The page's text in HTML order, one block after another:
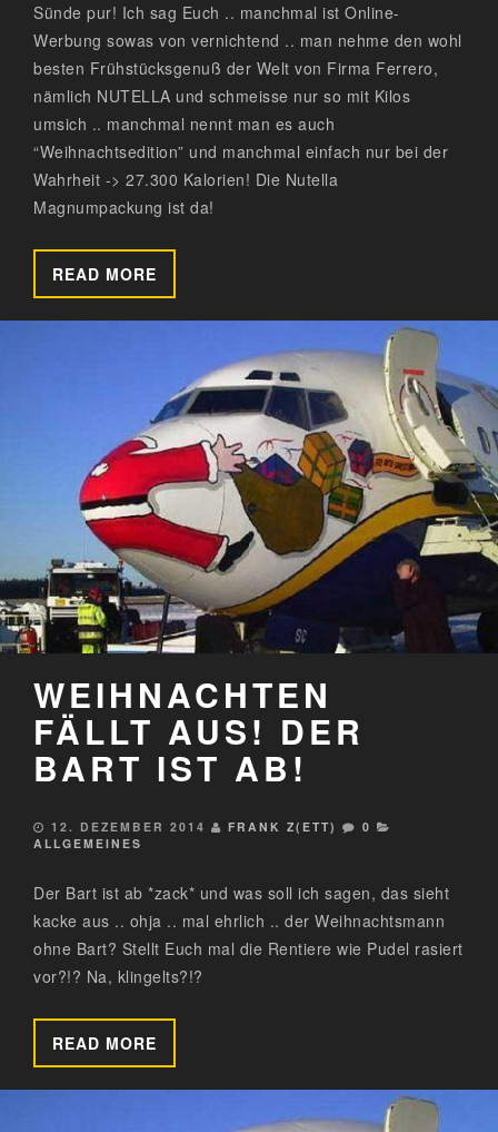
Sünde pur! Ich sag Euch .. manchmal ist Online-
Werbung sowas von vernichtend .. man nehme den wohl
besten Frühstücksgenuß der Welt von Firma Ferrero,
nämlich NUTELLA und schmeisse nur so mit Kilos
umsich .. manchmal nennt man es auch
“Weihnachtsedition” und manchmal einfach nur bei der
Wahrheit -> 27.300 Kalorien! Die Nutella
Magnumpackung ist da!
READ MORE
WEIHNACHTEN
FÄLLT AUS! DER
BART IST AB!
12. DEZEMBER 2014 FRANK Z(ETT)
0
ALLGEMEINES
Der Bart ist ab *zack* und was soll ich sagen, das sieht
kacke aus .. ohja .. mal ehrlich .. der Weihnachtsmann
ohne Bart? Stellt Euch mal die Rentiere wie Pudel rasiert
vor?!? Na, klingelts?!?
READ MORE